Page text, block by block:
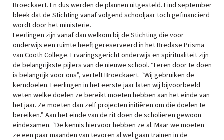
Broeckaert. En dus werden de plannen uitgesteld. Eind september
bleek dat de Stichting vanaf volgend schooljaar toch gefinancierd
wordt door het ministerie.
Leerlingen zijn vanaf dan welkom bij de Stichting die voor
onderwijs een ruimte heeft gereserveerd in het Bredase Prisma
van Cooth College. Ervaringsgericht onderwijs en spiritualiteit zijn
de belangrijkste pijlers van de nieuwe school. “Leren door te doen
is belangrijk voor ons”, vertelt Broeckaert. “Wij gebruiken de
kerndoelen. Leerlingen in het eerste jaar laten wij bijvoorbeeld
weten welke doelen ze bereikt moeten hebben aan het einde van
het jaar. Ze moeten dan zelf projecten initiëren om die doelen te
bereiken.” Aan het einde van de rit doen de scholieren gewoon
eindexamen. “De kennis hiervoor hebben ze al. Maar we moeten
ze een paar maanden van tevoren al wel gaan trainen in de